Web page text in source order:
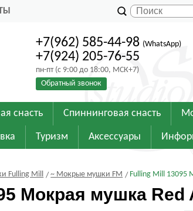
+7(962) 585-44-98 (WhatsApp)
+7(924) 205-76-55
пн-пт (с 9:00 до 18:00, МСК+7)
Обратный звонок
снасть Спиннинговая снасть
Туризм Аксессуары
Fulling Mill ~ Мокрые мушки FM Fulling Mill 13095
Мокрая мушка Red